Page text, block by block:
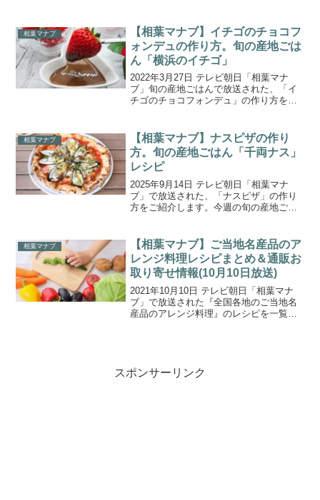
切ねぎ」。矢切地区で生産される矢切ね
ぎは、地中深くに埋ま...
相葉マナブ
【相葉マナブ】イチゴのチョコフ
ォンデュの作り方。旬の産地ごは
ん「横浜のイチゴ」
2022年3月27日 テレビ朝日「相葉マナ
ブ」旬の産地ごはんで放送された、「イ
チゴのチョコフォンデュ」の作り方をご
た農家さんでは、『おいCベリー・よつぼ
し・紅ほっぺ...
相葉マナブ
【相葉マナブ】ナスピザの作り
方。旬の産地ごはん「千両ナス」
レシピ
2025年9月14日 テレビ朝日「相葉マナ
ブ」で放送された、「ナスピザ」の作り
方をご紹介します。今週の旬の産地ごは
両」という品種。アクが少なく、どんな
料理にも使える万能...
相葉マナブ
【相葉マナブ】ご当地名産品のア
レンジ料理レシピまとめ＆通販お
取り寄せ情報(10月10日放送)
2021年10月10日 テレビ朝日「相葉マナ
ブ」で放送された『全国各地のご当地名
産品のアレンジ料理』のレシピを一覧に
スポンサーリンク